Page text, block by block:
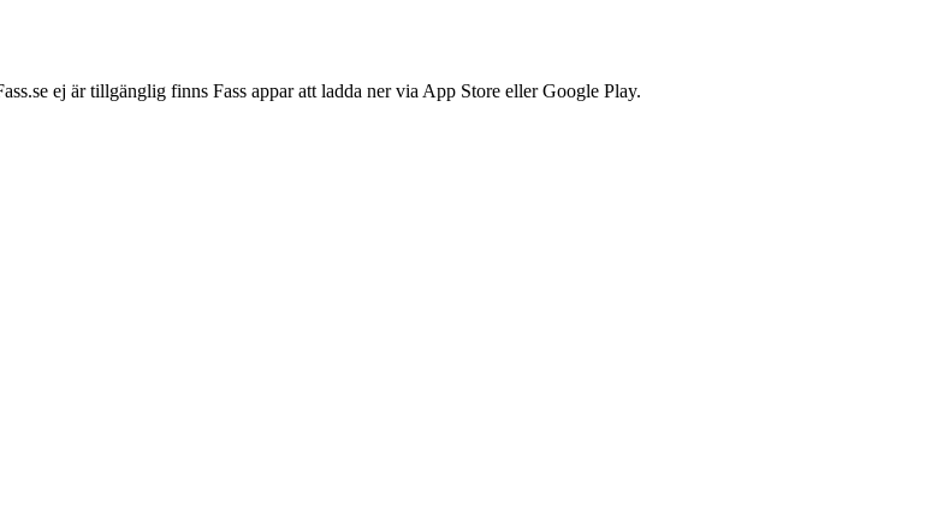
ej är tillgänglig finns Fass appar att ladda ner via App Store eller Google Play.